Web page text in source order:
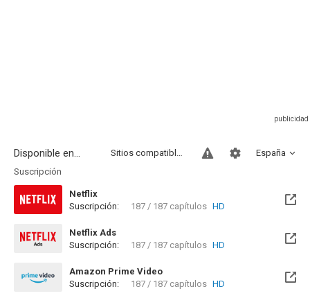
Disponible en... España
Sitios compatibles
Suscripción
Netflix
Suscripción:
187 / 187 capítulos HD
Netflix Ads
Suscripción:
187 / 187 capítulos HD
Amazon Prime Video
Suscripción:
187 / 187 capítulos HD